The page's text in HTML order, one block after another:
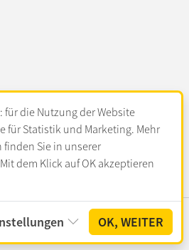
Jobs Kontakt
für die Nutzung der Website
für Statistik und Marketing. Mehr
Sie in unserer
dem Klick auf OK akzeptieren
OK, WEITER